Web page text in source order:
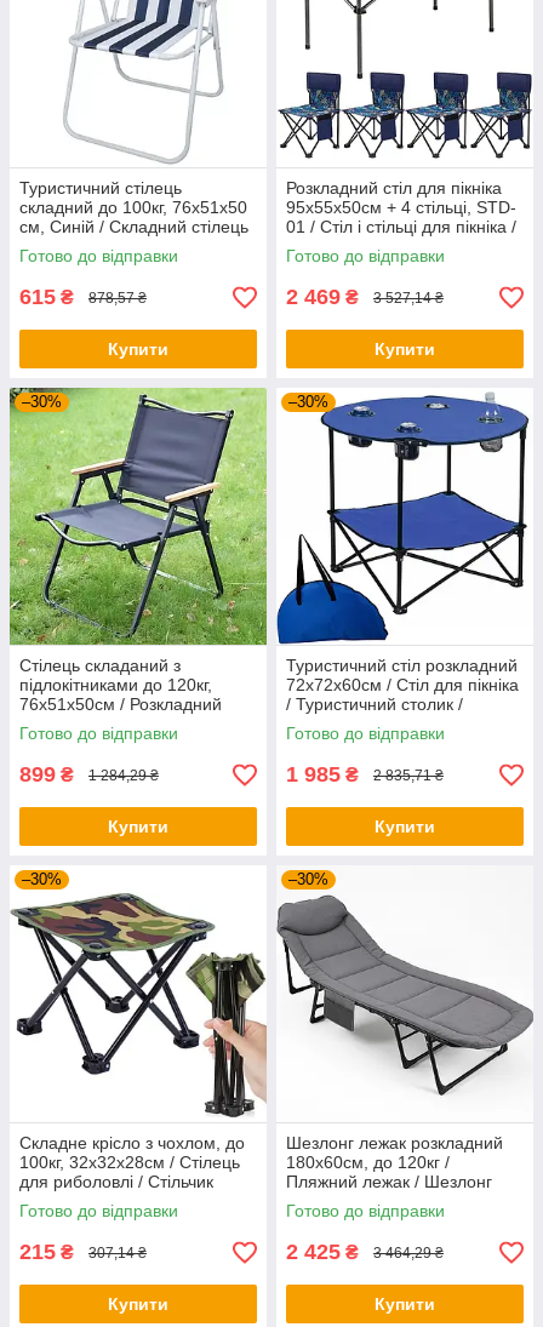
Туристичний стілець
складний до 100кг, 76x51x50
см, Синій / Складний стілець
/ Стілець для риболовлі /
Розкладний стілець
Готово до відправки
615 ₴ 878,57 ₴
Купити
Розкладний стіл для пікніка
95х55х50см + 4 стільці, STD-
01 / Стіл і стільці для пікніка /
Туристичний столик
Готово до відправки
2 469 ₴ 3 527,14 ₴
Купити
–30%
Стілець складаний з
підлокітниками до 120кг,
76x51x50см / Розкладний
туристичний стілець /
Садовий стілець
Готово до відправки
899 ₴ 1 284,29 ₴
Купити
–30%
Туристичний стіл розкладний
72x72x60см / Стіл для пікніка
/ Туристичний столик /
Складаний стіл для
риболовлі
Готово до відправки
1 985 ₴ 2 835,71 ₴
Купити
–30%
Складне крісло з чохлом, до
100кг, 32x32x28см / Стілець
для риболовлі / Стільчик
туристичний / Кемпінговий
стілець
Готово до відправки
215 ₴ 307,14 ₴
Купити
–30%
Шезлонг лежак розкладний
180x60см, до 120кг /
Пляжний лежак / Шезлонг
пляжний / Ліжко розкладачка
Готово до відправки
2 425 ₴ 3 464,29 ₴
Купити